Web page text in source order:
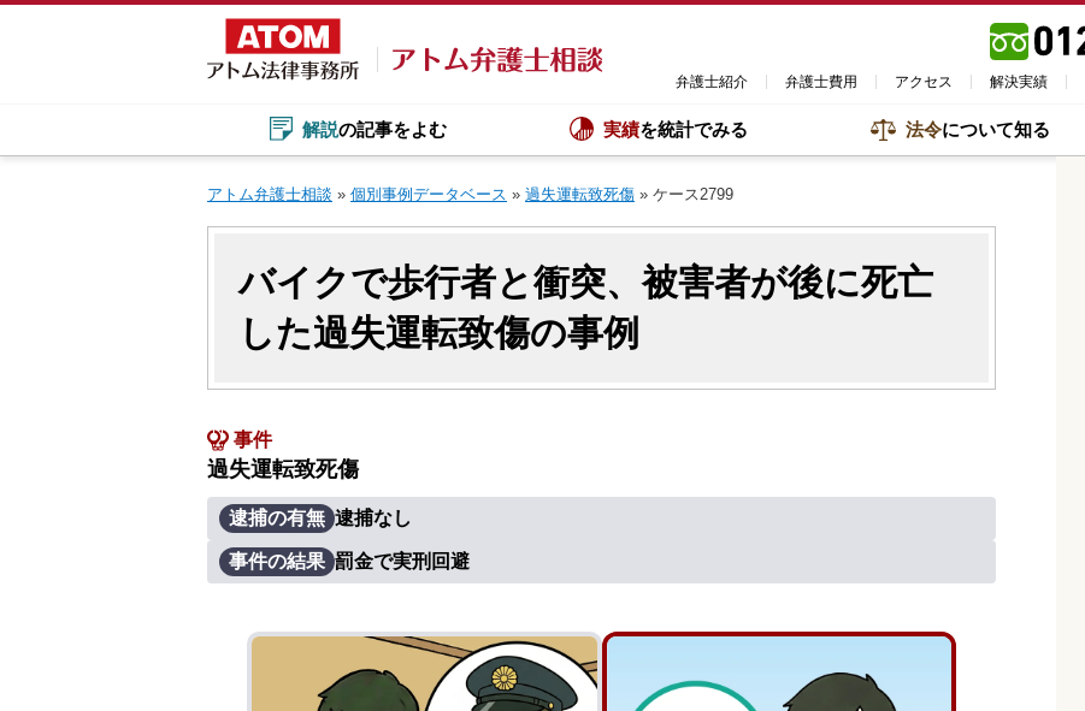
Skip
弁護士紹介 弁護士費用 アクセス 解決実績
解説の記事をよむ 実績を統計でみる 法令について知る
アトム弁護士相談 » 個別事例データベース » 過失運転致死傷 » ケース2799
バイクで歩行者と衝突、被害者が後に死亡
した過失運転致傷の事例
事件
過失運転致死傷
逮捕の有無 逮捕なし
事件の結果 罰金で実刑回避